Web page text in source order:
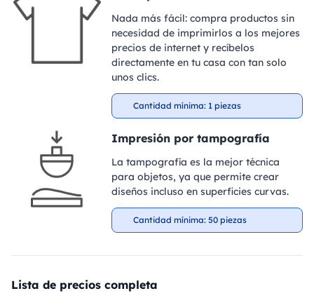
Nada más fácil: compra productos sin
necesidad de imprimirlos a los mejores
precios de internet y recíbelos
directamente en tu casa con tan solo
unos clics.
Cantidad mínima: 1 piezas
Impresión por tampografía
La tampografía es la mejor técnica
para objetos, ya que permite crear
diseños incluso en superficies curvas.
Cantidad mínima: 50 piezas
Lista de precios completa